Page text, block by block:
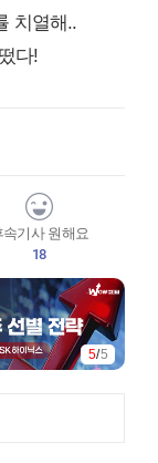
치열해..
다!
속기사 원해요
18
5/5